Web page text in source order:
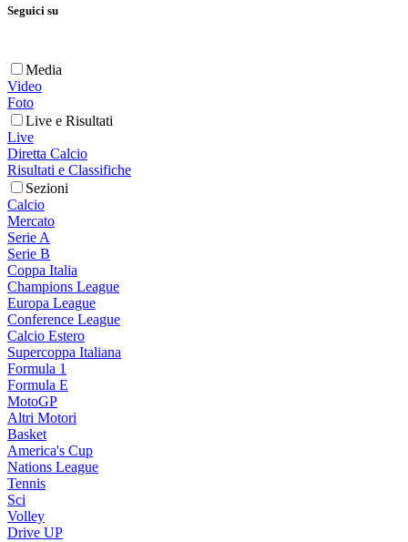
Seguici su
Media
Video
Foto
Live e Risultati
Live
Diretta Calcio
Risultati e Classifiche
Sezioni
Calcio
Mercato
Serie A
Serie B
Coppa Italia
Champions League
Europa League
Conference League
Calcio Estero
Supercoppa Italiana
Formula 1
Formula E
MotoGP
Altri Motori
Basket
America's Cup
Nations League
Tennis
Sci
Volley
Drive UP